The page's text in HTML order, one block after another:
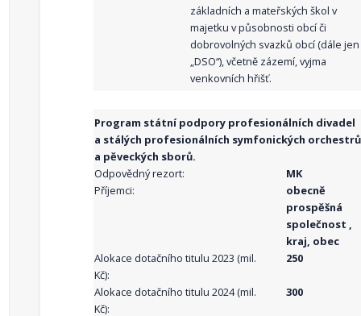
základních a mateřských škol v
majetku v působnosti obcí či
dobrovolných svazků obcí (dále jen
„DSO“), včetně zázemí, vyjma
venkovních hřišť.
Program státní podpory profesionálních divadel
a stálých profesionálních symfonických orchestrů
a pěveckých sborů.
Odpovědný rezort:
MK
Příjemci:
obecně
prospěšná
společnost ,
kraj, obec
Alokace dotačního titulu 2023 (mil.
Kč):
250
Alokace dotačního titulu 2024 (mil.
Kč):
300